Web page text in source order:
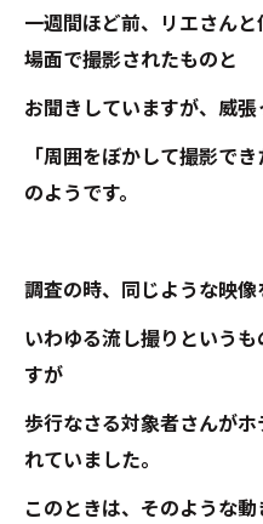
一週間ほど前、リエさん
場面で撮影されたものと
お聞きしていますが、威張
「周囲をぼかして撮影で
のようです。
調査の時、同じような映像
いわゆる流し撮りという
すが
歩行なさる対象者さんが
れていました。
このときは、そのような